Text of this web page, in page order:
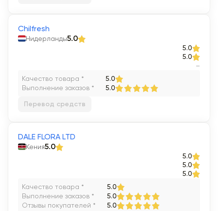
Chilfresh
Нидерланды5.0
5.0
5.0
–
Качество товара *
5.0
Выполнение заказов * 5.0
Перевод средств
DALE FLORA LTD
Кения5.0
5.0
5.0
5.0
Качество товара * 5.0
Выполнение заказов * 5.0
Отзывы покупателей * 5.0